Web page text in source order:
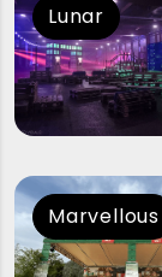
Lunar
Marvellous